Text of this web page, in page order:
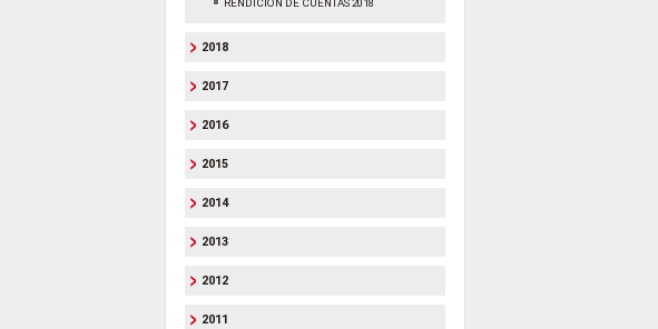
RENDICION DE CUENTAS 2018
2018
2017
2016
2015
2014
2013
2012
2011